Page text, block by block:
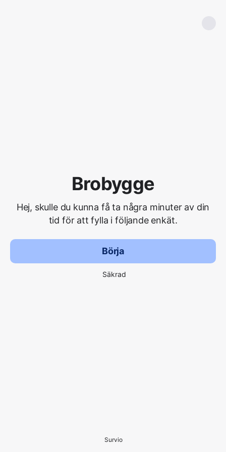
Brobygge
Hej, skulle du kunna få ta några minuter av din
tid för att fylla i följande enkät.
Börja
Säkrad
Survio